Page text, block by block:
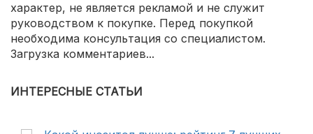
характер, не является рекламой и не служит
руководством к покупке. Перед покупкой
необходима консультация со специалистом.
Загрузка комментариев...
ИНТЕРЕСНЫЕ СТАТЬИ